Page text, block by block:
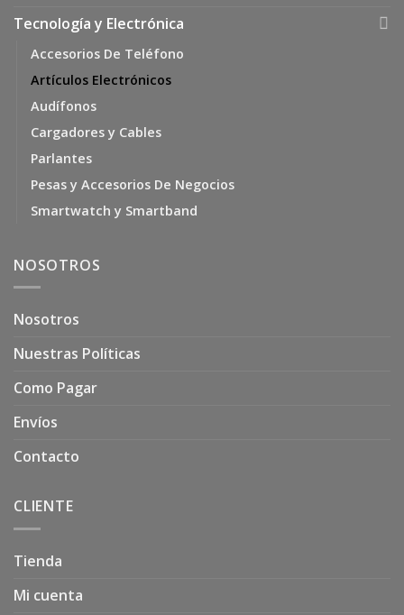
Tecnología y Electrónica
Accesorios De Teléfono
Artículos Electrónicos
Audífonos
Cargadores y Cables
Parlantes
Pesas y Accesorios De Negocios
Smartwatch y Smartband
NOSOTROS
Nosotros
Nuestras Políticas
Como Pagar
Envíos
Contacto
CLIENTE
Tienda
Mi cuenta